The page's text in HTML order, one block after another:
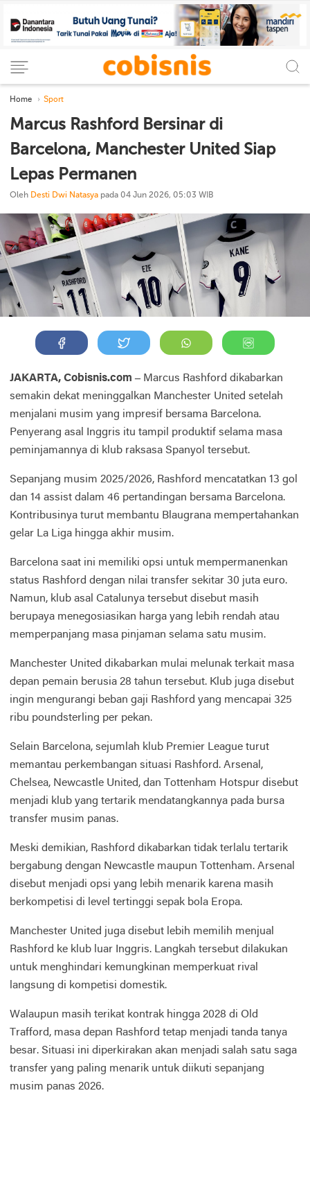
Home Sport
Marcus Rashford Bersinar di
Barcelona, Manchester United Siap
Lepas Permanen
Oleh Desti Dwi Natasya pada 04 Jun 2026, 05:03 WIB
JAKARTA, Cobisnis.com – Marcus Rashford dikabarkan
semakin dekat meninggalkan Manchester United setelah
menjalani musim yang impresif bersama Barcelona.
Penyerang asal Inggris itu tampil produktif selama masa
peminjamannya di klub raksasa Spanyol tersebut.
Sepanjang musim 2025/2026, Rashford mencatatkan 13 gol
dan 14 assist dalam 46 pertandingan bersama Barcelona.
Kontribusinya turut membantu Blaugrana mempertahankan
gelar La Liga hingga akhir musim.
Barcelona saat ini memiliki opsi untuk mempermanenkan
status Rashford dengan nilai transfer sekitar 30 juta euro.
Namun, klub asal Catalunya tersebut disebut masih
berupaya menegosiasikan harga yang lebih rendah atau
memperpanjang masa pinjaman selama satu musim.
Manchester United dikabarkan mulai melunak terkait masa
depan pemain berusia 28 tahun tersebut. Klub juga disebut
ingin mengurangi beban gaji Rashford yang mencapai 325
ribu poundsterling per pekan.
Selain Barcelona, sejumlah klub Premier League turut
memantau perkembangan situasi Rashford. Arsenal,
Chelsea, Newcastle United, dan Tottenham Hotspur disebut
menjadi klub yang tertarik mendatangkannya pada bursa
transfer musim panas.
Meski demikian, Rashford dikabarkan tidak terlalu tertarik
bergabung dengan Newcastle maupun Tottenham. Arsenal
disebut menjadi opsi yang lebih menarik karena masih
berkompetisi di level tertinggi sepak bola Eropa.
Manchester United juga disebut lebih memilih menjual
Rashford ke klub luar Inggris. Langkah tersebut dilakukan
untuk menghindari kemungkinan memperkuat rival
langsung di kompetisi domestik.
Walaupun masih terikat kontrak hingga 2028 di Old
Trafford, masa depan Rashford tetap menjadi tanda tanya
besar. Situasi ini diperkirakan akan menjadi salah satu saga
transfer yang paling menarik untuk diikuti sepanjang
musim panas 2026.